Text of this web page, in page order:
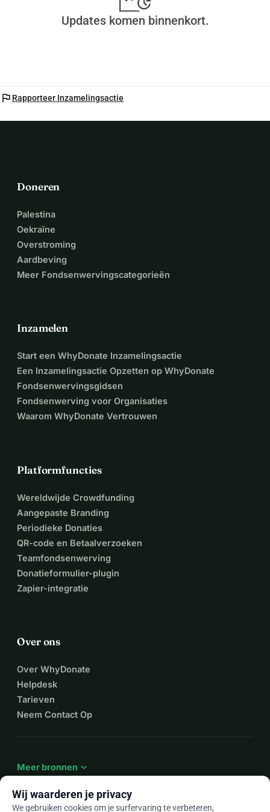
IKC De BoomgaardUpdates komen binnenkort.
flag Rapporteer Inzamelingsactie
Doneren
Palestina
Oekraïne
Overstroming
Aardbeving
Meer Fondsenwervingscategorieën
Inzamelen
Start een WhyDonate Inzamelingsactie
Een Inzamelingsactie Opzetten op WhyDonate
Fondsenwervingsgidsen
Fondsenwerving voor Organisaties
Waarom WhyDonate Vertrouwen
Platformfuncties
Wereldwijde Crowdfunding
Aangepaste Branding
Periodieke Donaties
QR-code en Betaalverzoeken
Teamfondsenwerving
Donatieformulier-plugin
Zapier-integratie
Over ons
Over WhyDonate
Helpdesk
Tarieven
Neem Contact Op
Meer bronnen expand_more
Wij waarderen je privacy
We gebruiken cookies om je surfervaring te verbeteren,